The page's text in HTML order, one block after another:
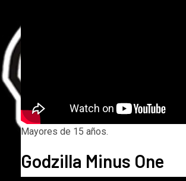
Mayores de 15 años.
Godzilla Minus One